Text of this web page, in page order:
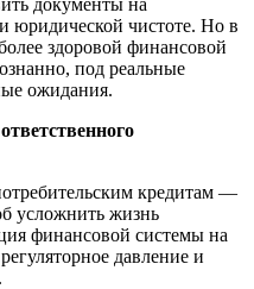
юридической чистоте. Но в
здоровой финансовой
под реальные
ожидания.
кредитам —
усложнить жизнь
финансовой системы на
давление и